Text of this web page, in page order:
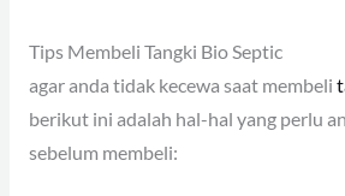
Tips Membeli Tangki Bio Septic
agar anda tidak kecewa saat membeli
berikut ini adalah hal-hal yang perlu
sebelum membeli: